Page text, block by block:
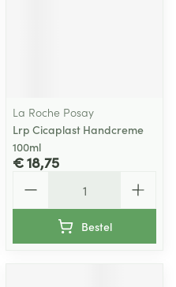
La Roche Posay
Lrp Cicaplast Handcreme
100ml
€ 18,75
Bestel